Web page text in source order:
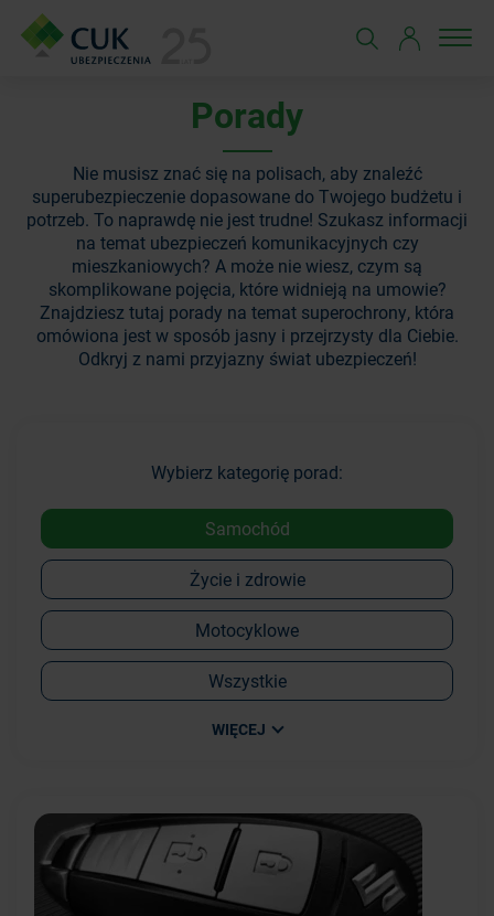
Porady
Nie musisz znać się na polisach, aby znaleźć
superubezpieczenie dopasowane do Twojego budżetu i
potrzeb. To naprawdę nie jest trudne! Szukasz informacji
na temat ubezpieczeń komunikacyjnych czy
mieszkaniowych? A może nie wiesz, czym są
skomplikowane pojęcia, które widnieją na umowie?
Znajdziesz tutaj porady na temat superochrony, która
omówiona jest w sposób jasny i przejrzysty dla Ciebie.
Odkryj z nami przyjazny świat ubezpieczeń!
Wybierz kategorię porad:
Samochód
Życie i zdrowie
Motocyklowe
Wszystkie
WIĘCEJ